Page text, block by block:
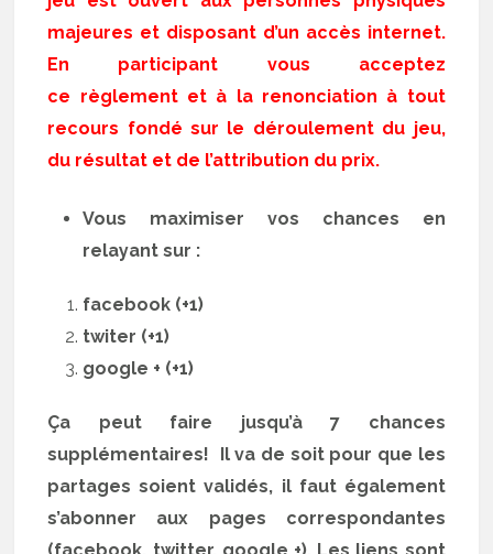
majeures et disposant d’un accès internet.
En participant vous acceptez
ce règlement et à la renonciation à tout
recours fondé sur le déroulement du jeu,
du résultat et de l’attribution du prix.
Vous maximiser vos chances en
relayant sur :
facebook (+1)
twiter (+1)
google + (+1)
Ça peut faire jusqu’à 7 chances
supplémentaires! Il va de soit pour que les
partages soient validés, il faut également
s’abonner aux pages correspondantes